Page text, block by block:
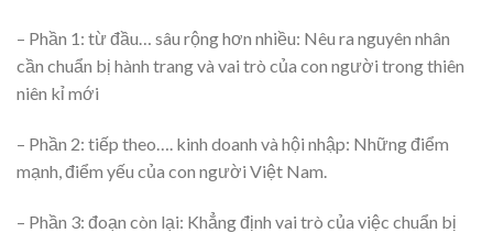
– Phần 1: từ đầu… sâu rộng hơn nhiều: Nêu ra nguyên nhân
cần chuẩn bị hành trang và vai trò của con người trong thiên
niên kỉ mới
– Phần 2: tiếp theo…. kinh doanh và hội nhập: Những điểm
mạnh, điểm yếu của con người Việt Nam.
– Phần 3: đoạn còn lại: Khẳng định vai trò của việc chuẩn bị